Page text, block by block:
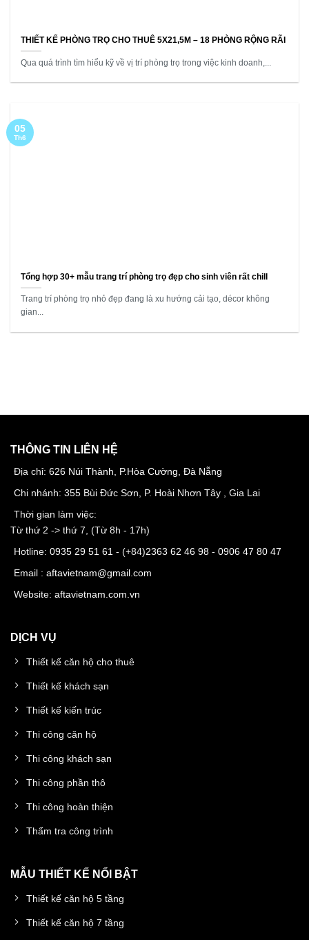
THIẾT KẾ PHÒNG TRỌ CHO THUÊ 5X21,5M – 18 PHÒNG RỘNG RÃI
Qua quá trình tìm hiểu kỹ về vị trí phòng trọ trong việc kinh doanh,...
Tổng hợp 30+ mẫu trang trí phòng trọ đẹp cho sinh viên rất chill
Trang trí phòng trọ nhỏ đẹp đang là xu hướng cải tạo, décor không
gian...
05
Th6
THÔNG TIN LIÊN HỆ
Địa chỉ: 626 Núi Thành, P.Hòa Cường, Đà Nẵng
Chi nhánh: 355 Bùi Đức Sơn, P. Hoài Nhơn Tây , Gia Lai
Thời gian làm việc:
Từ thứ 2 -> thứ 7, (Từ 8h - 17h)
Hotline: 0935 29 51 61 - (+84)2363 62 46 98 - 0906 47 80 47
Email : aftavietnam@gmail.com
Website: aftavietnam.com.vn
DỊCH VỤ
Thiết kế căn hộ cho thuê
Thiết kế khách sạn
Thiết kế kiến trúc
Thi công căn hộ
Thi công khách sạn
Thi công phần thô
Thi công hoàn thiện
Thẩm tra công trình
MẪU THIẾT KẾ NỔI BẬT
Thiết kế căn hộ 5 tầng
Thiết kế căn hộ 7 tầng